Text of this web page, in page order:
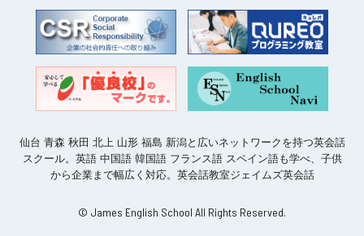
仙台 青森 秋田 北上 山形 福島 新潟と広いネットワークを持つ英会話
スクール。英語 中国語 韓国語 フランス語 スペイン語も学べ、子供
から企業まで幅広く対応。英会話教室ジェイムズ英会話
© James English School All Rights Reserved.